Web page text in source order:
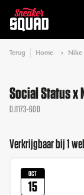
Terug Home Nike
Social Status x
DJ1173-600
Verkrijgbaar bij 1
OCT
15